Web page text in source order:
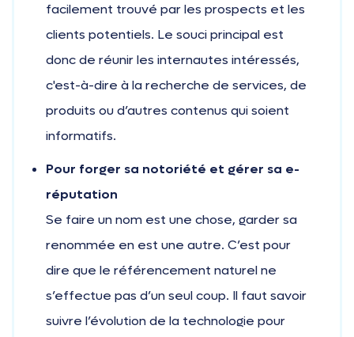
facilement trouvé par les prospects et les
clients potentiels. Le souci principal est
donc de réunir les internautes intéressés,
c'est-à-dire à la recherche de services, de
produits ou d’autres contenus qui soient
informatifs.
Pour forger sa notoriété et gérer sa e-
réputation
Se faire un nom est une chose, garder sa
renommée en est une autre. C’est pour
dire que le référencement naturel ne
s’effectue pas d’un seul coup. Il faut savoir
suivre l’évolution de la technologie pour